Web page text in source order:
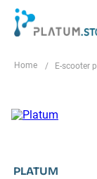
E-scooter
PLATUM